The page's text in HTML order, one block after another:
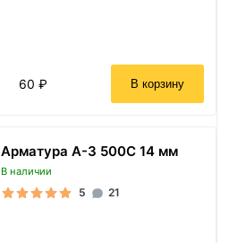
60 ₽ В корзину
Арматура А-3 500С 14 мм
В наличии
5 21